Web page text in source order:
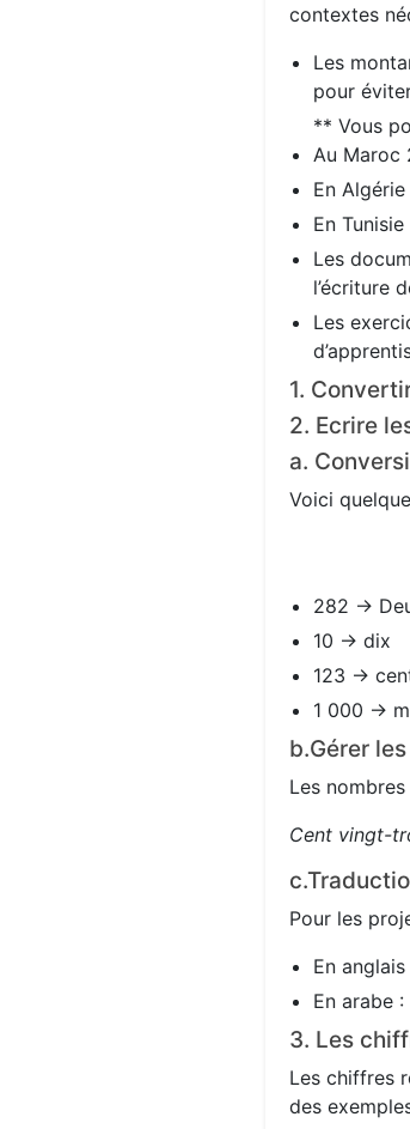
contextes
Les
pour
** Vous
Au Maroc
En
En
Les
l’écriture
Les
1.
2. Ecrire
a.
Voici
282 →
10 → dix
123 →
1 000 →
b.Gérer
Les
Cent vingt-
Pour les
En
3. Les
Les chiffres
des